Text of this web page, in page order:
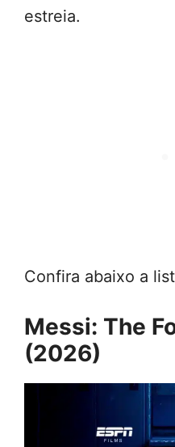
estreia.
Confira abaixo a
Messi: The
(2026)